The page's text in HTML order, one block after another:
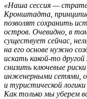
«Наша сессия —
Кронштадта,
позволят сохранить
остров. Очевидно, в
существует сейчас,
на его основе нужно
искать какой-то
снизить ключевые
инженерными сетями,
и туристической логики
Как только мы уберем